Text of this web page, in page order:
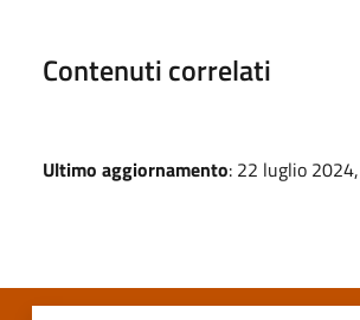
Contenuti correlati
Ultimo aggiornamento: 22 luglio